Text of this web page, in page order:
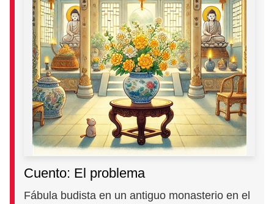
Cuento: El problema
Fábula budista en un antiguo monasterio en el